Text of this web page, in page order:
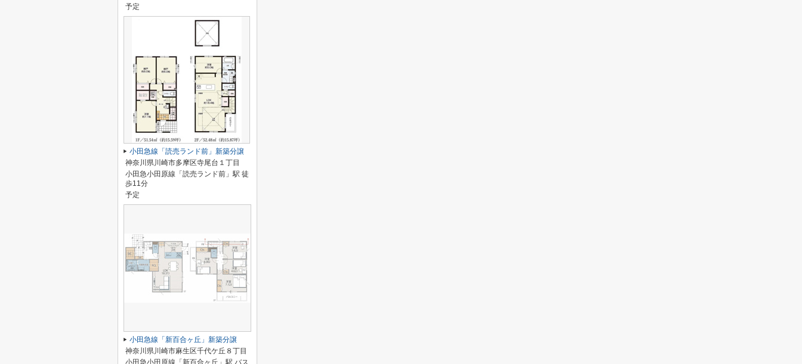
予定
小田急線「読売ランド前」新築分譲
神奈川県川崎市多摩区寺尾台１丁目
小田急小田原線「読売ランド前」駅 徒
歩11分
予定
小田急線「新百合ヶ丘」新築分譲
神奈川県川崎市麻生区千代ケ丘８丁目
小田急小田原線「新百合ヶ丘」駅 バス